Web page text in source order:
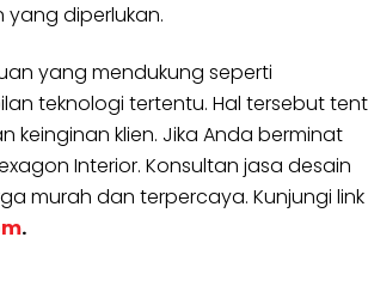
diperlukan.
yang mendukung seperti
teknologi tertentu. Hal tersebut
klien. Jika Anda berminat
Interior. Konsultan jasa desain
murah dan terpercaya. Kunjungi link
.